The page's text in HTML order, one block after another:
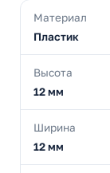
Материал
Пластик
Высота
12 мм
Ширина
12 мм